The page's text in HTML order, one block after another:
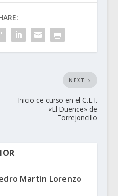
NEXT
Inicio de curso en el C.E.I.
«El Duende» de
Torrejoncillo
Martín Lorenzo